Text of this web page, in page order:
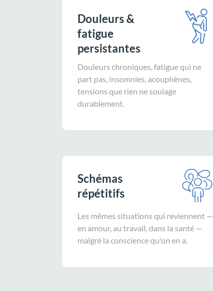
Douleurs &
fatigue
persistantes
Douleurs chroniques, fatigue qui ne
part pas, insomnies, acouphènes,
tensions que rien ne soulage
durablement.
Schémas
répétitifs
Les mêmes situations qui reviennent —
en amour, au travail, dans la santé —
malgré la conscience qu'on en a.